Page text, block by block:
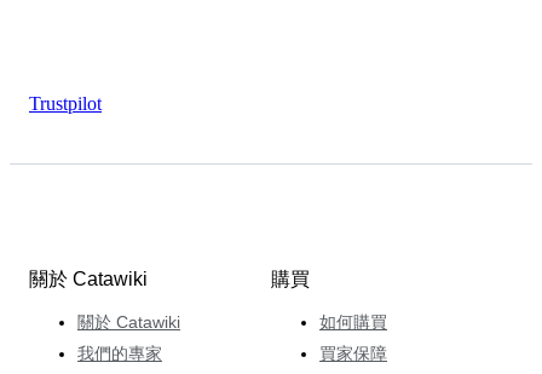
Trustpilot
關於 Catawiki
關於 Catawiki
我們的專家
購買
如何購買
買家保障